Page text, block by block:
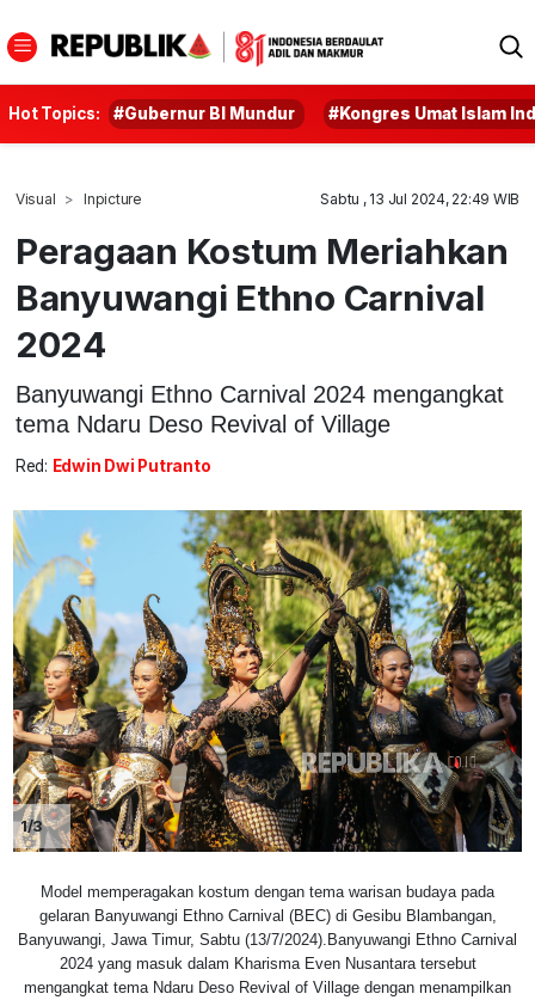
Hot Topics: #Gubernur BI Mundur #Kongres Umat Islam
Visual Inpicture Sabtu , 13 Jul 2024, 22:49 WIB
Peragaan Kostum Meriahkan
Banyuwangi Ethno Carnival
2024
Banyuwangi Ethno Carnival 2024 mengangkat
tema Ndaru Deso Revival of Village
Red: Edwin Dwi Putranto
1/3
Model memperagakan kostum dengan tema warisan budaya pada
gelaran Banyuwangi Ethno Carnival (BEC) di Gesibu Blambangan,
Banyuwangi, Jawa Timur, Sabtu (13/7/2024).Banyuwangi Ethno Carnival
2024 yang masuk dalam Kharisma Even Nusantara tersebut
mengangkat tema Ndaru Deso Revival of Village dengan menampilkan